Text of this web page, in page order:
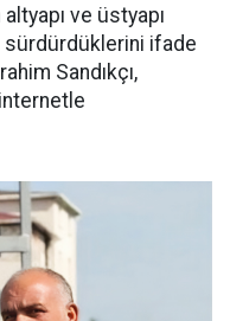
ve üstyapı
sürdürdüklerini ifade
Sandıkçı,